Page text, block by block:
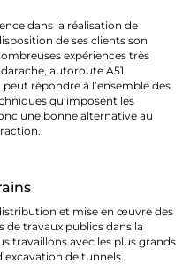
dans la réalisation de
de ses clients son
expériences très
autoroute A51,
répondre à l’ensemble des
qu’imposent les
une bonne alternative au
et mise en œuvre des
de travaux publics dans la
travaillons avec les plus grands
de tunnels.